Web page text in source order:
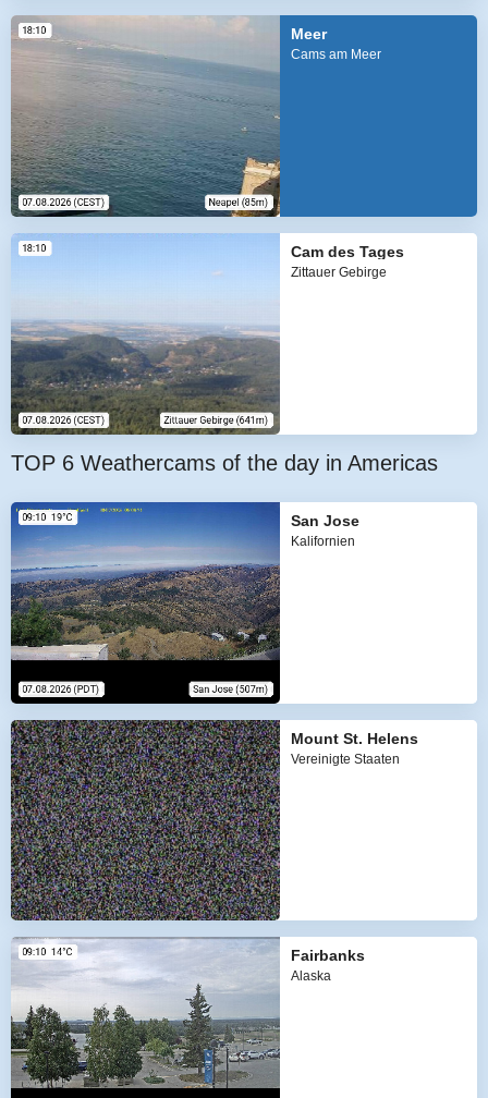
Meer
Cams am Meer
Cam des Tages
Zittauer Gebirge
TOP 6 Weathercams of the day in Americas
San Jose
Kalifornien
Mount St. Helens
Vereinigte Staaten
Fairbanks
Alaska